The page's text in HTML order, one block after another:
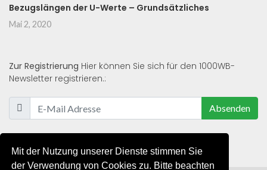
Mit der Nutzung unserer Dienste stimmen Sie
der Verwendung von Cookies zu. Bitte beachten
Bezugslängen der U-Werte – Grundsätzliches
Mai 2, 2020
Zur Registrierung Hier können Sie sich für den 1000WB-
Newsletter registrieren.:
Absenden